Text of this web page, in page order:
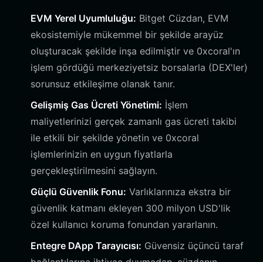
EVM Yerel Uyumluluğu: Bitget Cüzdan, EVM
ekosistemiyle mükemmel bir şekilde arayüz
oluşturacak şekilde inşa edilmiştir ve 0xcoral'ın
işlem gördüğü merkeziyetsiz borsalarla (DEX'ler)
sorunsuz etkileşime olanak tanır.
Gelişmiş Gas Ücreti Yönetimi: İşlem
maliyetlerinizi gerçek zamanlı gas ücreti takibi
ile etkili bir şekilde yönetin ve 0xcoral
işlemlerinizin en uygun fiyatlarla
gerçekleştirilmesini sağlayın.
Güçlü Güvenlik Fonu: Varlıklarınıza ekstra bir
güvenlik katmanı ekleyen 300 milyon USD'lik
özel kullanıcı koruma fonundan yararlanın.
Entegre DApp Tarayıcısı: Güvensiz üçüncü taraf